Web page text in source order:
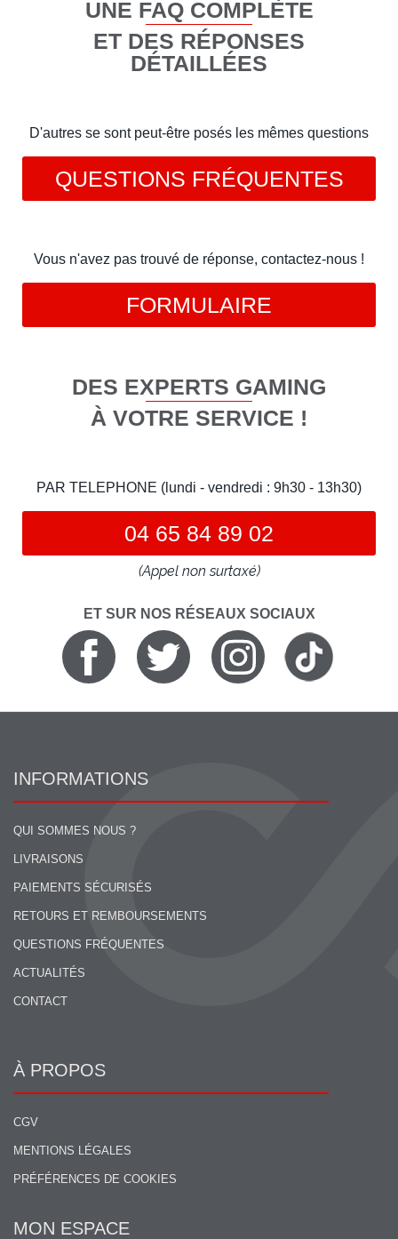
UNE FAQ COMPLÈTE
ET DES RÉPONSES
DÉTAILLÉES
D'autres se sont peut-être posés les mêmes questions
QUESTIONS FRÉQUENTES
Vous n'avez pas trouvé de réponse, contactez-nous !
FORMULAIRE
DES EXPERTS GAMING
À VOTRE SERVICE !
PAR TELEPHONE (lundi - vendredi : 9h30 - 13h30)
04 65 84 89 02
(Appel non surtaxé)
ET SUR NOS RÉSEAUX SOCIAUX
INFORMATIONS
QUI SOMMES NOUS ?
LIVRAISONS
PAIEMENTS SÉCURISÉS
RETOURS ET REMBOURSEMENTS
QUESTIONS FRÉQUENTES
ACTUALITÉS
CONTACT
À PROPOS
CGV
MENTIONS LÉGALES
PRÉFÉRENCES DE COOKIES
MON ESPACE